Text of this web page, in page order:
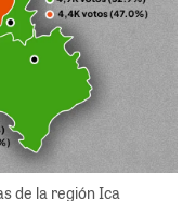
de la región Ica